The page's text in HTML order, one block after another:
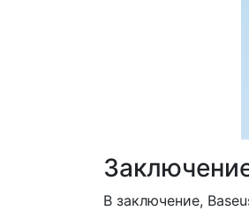
В заключение,